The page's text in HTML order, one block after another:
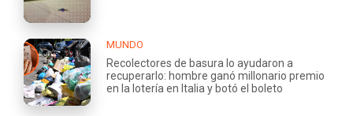
MUNDO
Recolectores de basura lo ayudaron a
recuperarlo: hombre ganó millonario premio
en la lotería en Italia y botó el boleto